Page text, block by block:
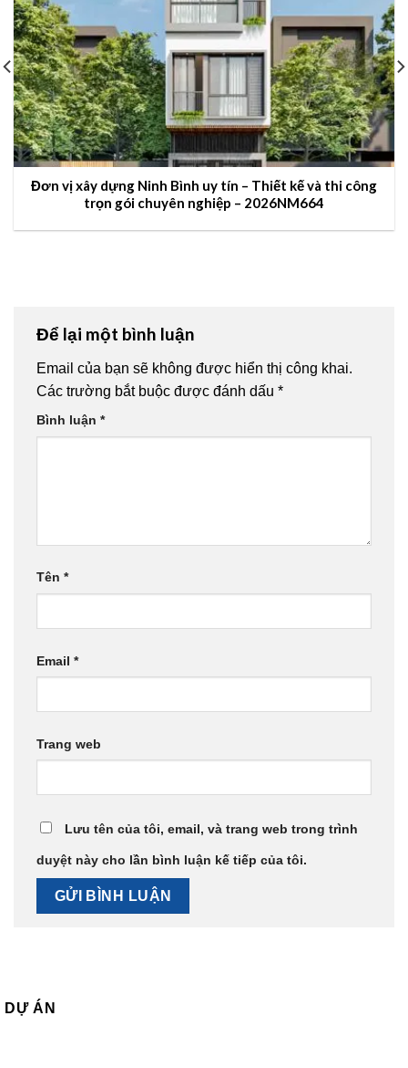
Đơn vị xây dựng Ninh Bình uy tín – Thiết kế và thi công
trọn gói chuyên nghiệp – 2026NM664
Để lại một bình luận
Email của bạn sẽ không được hiển thị công khai.
Các trường bắt buộc được đánh dấu *
Bình luận *
Tên *
Email *
Trang web
Lưu tên của tôi, email, và trang web trong trình
duyệt này cho lần bình luận kế tiếp của tôi.
DỰ ÁN